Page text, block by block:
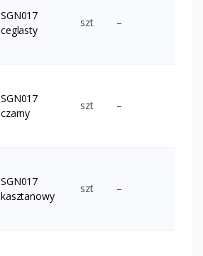
SGN017
ceglasty
szt –
SGN017
czarny
szt –
SGN017
kasztanowy
szt –